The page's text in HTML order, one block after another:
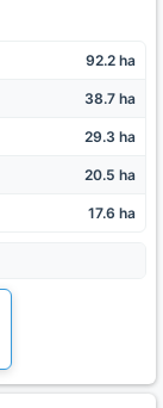
92.2 ha
38.7 ha
29.3 ha
20.5 ha
17.6 ha